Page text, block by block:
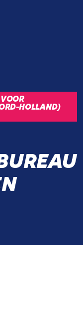
HOLLAND)